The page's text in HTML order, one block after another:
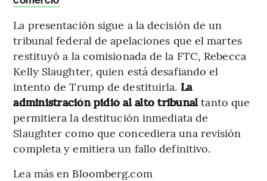
La presentación sigue a la decisión de un
tribunal federal de apelaciones que el martes
restituyó a la comisionada de la FTC, Rebecca
Kelly Slaughter, quien está desafiando el
intento de Trump de destituirla. La
administración pidió al alto tribunal tanto que
permitiera la destitución inmediata de
Slaughter como que concediera una revisión
completa y emitiera un fallo definitivo.
Lea más en Bloomberg.com